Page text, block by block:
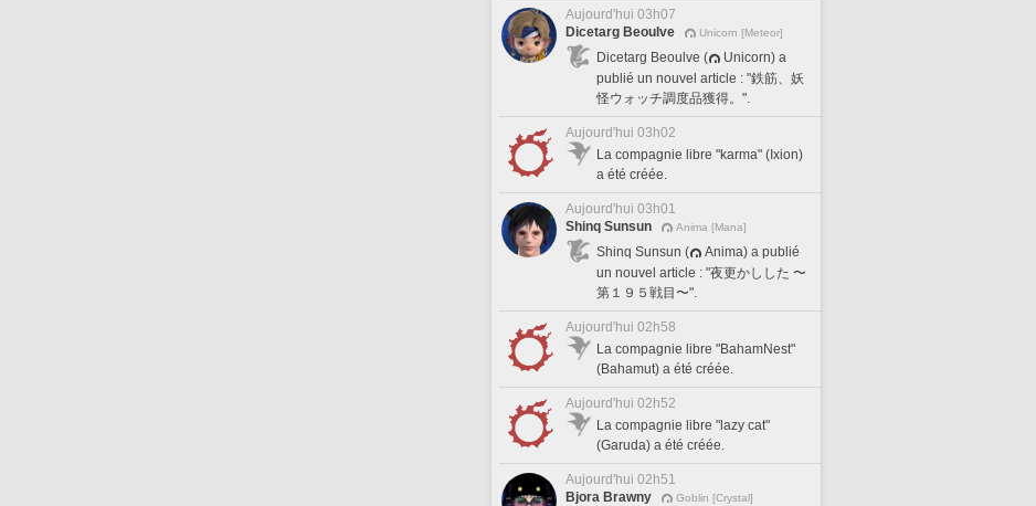
Aujourd'hui 03h07
Dicetarg Beoulve
Unicorn [Meteor]
Dicetarg Beoulve (
Unicorn) a
publié un nouvel article : "鉄筋、妖
怪ウォッチ調度品獲得。".
Aujourd'hui 03h02
La compagnie libre "karma" (Ixion)
a été créée.
Aujourd'hui 03h01
Shinq Sunsun
Anima [Mana]
Shinq Sunsun (
Anima) a publié
un nouvel article : "夜更かしした 〜
第１９５戦目〜".
Aujourd'hui 02h58
La compagnie libre "BahamNest"
(Bahamut) a été créée.
Aujourd'hui 02h52
La compagnie libre "lazy cat"
(Garuda) a été créée.
Aujourd'hui 02h51
Bjora Brawny
Goblin [Crystal]